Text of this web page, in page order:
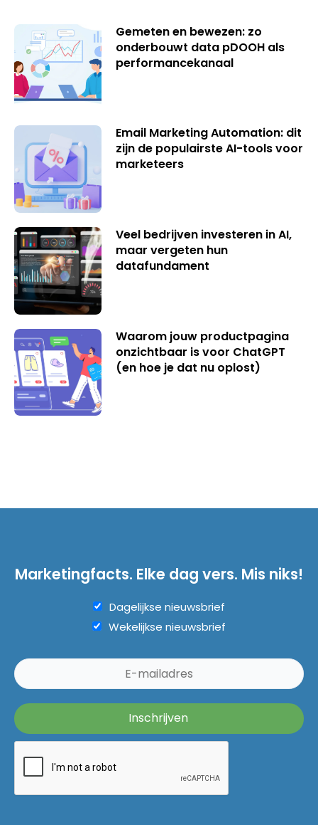
Gemeten en bewezen: zo
onderbouwt data pDOOH als
performancekanaal
Email Marketing Automation: dit
zijn de populairste AI-tools voor
marketeers
Veel bedrijven investeren in AI,
maar vergeten hun
datafundament
Waarom jouw productpagina
onzichtbaar is voor ChatGPT
(en hoe je dat nu oplost)
Marketingfacts. Elke dag vers. Mis niks!
Dagelijkse nieuwsbrief
Wekelijkse nieuwsbrief